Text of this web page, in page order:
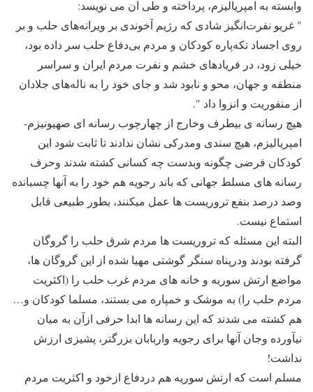
وابسته به امپریالیزم، پرداخته و طی آن می نویسد:
" غریو نفرت‌انگیز شادی که رژیم آخوندی بر ویرانه‌های حلب و بر
روی اجساد تکه‌پاره کودکان و مردم بی‌دفاع حلب سر داده بود،
خیلی زود، در فریادهای خشم و نفرت مردم ایران و سراسر
منطقه و جهان، محو و نابود شد و جای خود را به ناله‌های جلادان
از منفوریت و انزوا داد ".
هیچ رسانه ی بیطرف وخارج از چهارچوب رسانه ای صهیونیزم-
امپریالیزم، هیچ سندی ومدرکی نشان ندادند تا ثابت شود این
کودکان فرضی چگونه وبدست چه کسانی کشته شدند وحرف
رسانه های مسلط جهانی که باند رجویه هم خود را به آنها چسبانده
وصد درصد بنفع تروریست ها عمل میکنند، بطور طبیعی قابل
استماع نیست.
البته این مسئله که تروریست ها مردم شرق حلب را گروگان
گرفته بودند ودرپناه سنگر گوشتی مهیا شده از این گروگان ها،
مواضع ارتش سوریه و خانه های مردم غرب حلب را (اکثریت
مردم حلب را) به موشک و خمپاره می بستند، مسلما کودکان و…
هم کشته می شدند که این رسانه ها ابدا حرفی ازآن به میان
نیآورده وجان آنها برای رجویه واربابان بزرگتر، پشیزی ارزش
نداشت!
مسلم است که ارتش سوریه هم دردفاع ازخود و اکثریت مردم